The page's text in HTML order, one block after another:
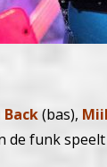
(bas),
de funk